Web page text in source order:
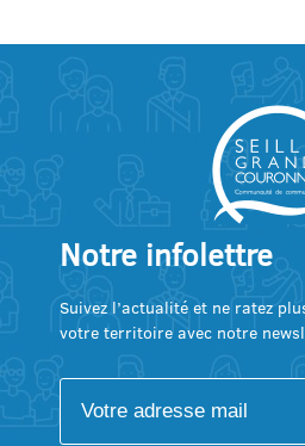
Notre infolettre
Suivez l’actualité et ne ratez
votre territoire avec notre